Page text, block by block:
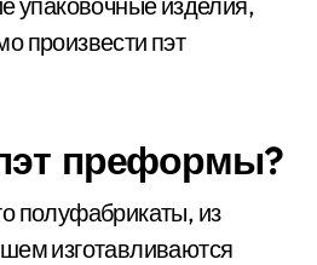
произвести пэт
преформы?
полуфабрикаты, из
изготавливаются